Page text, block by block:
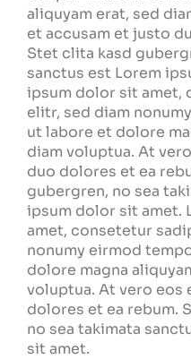
aliquyam erat, sed
et accusam et justo
Stet clita kasd
sanctus est Lorem
ipsum dolor sit amet,
elitr, sed diam
ut labore et dolore
diam voluptua. At
duo dolores et ea
gubergren, no sea
ipsum dolor sit amet.
amet, consetetur
nonumy eirmod
dolore magna
voluptua. At vero eos
dolores et ea rebum.
no sea takimata
sit amet.